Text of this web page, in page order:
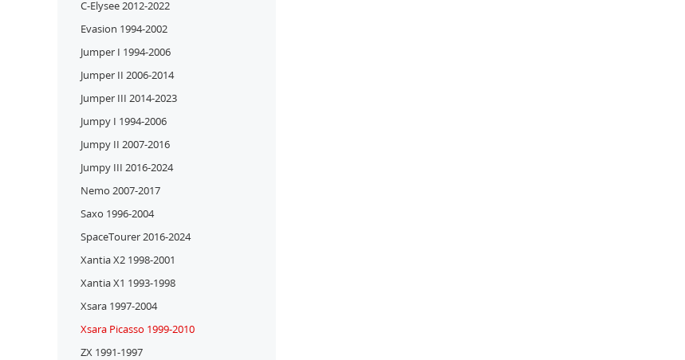
C-Elysee 2012-2022
Evasion 1994-2002
Jumper I 1994-2006
Jumper II 2006-2014
Jumper III 2014-2023
Jumpy I 1994-2006
Jumpy II 2007-2016
Jumpy III 2016-2024
Nemo 2007-2017
Saxo 1996-2004
SpaceTourer 2016-2024
Xantia X2 1998-2001
Xantia X1 1993-1998
Xsara 1997-2004
Xsara Picasso 1999-2010
ZX 1991-1997